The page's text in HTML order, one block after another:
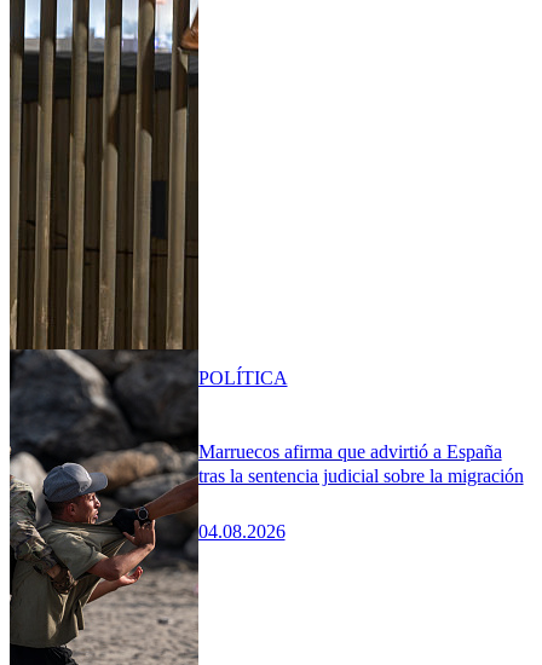
Marruecos afirma que advirtió a España
tras la sentencia judicial sobre la migración
04.08.2026
POLÍTICA